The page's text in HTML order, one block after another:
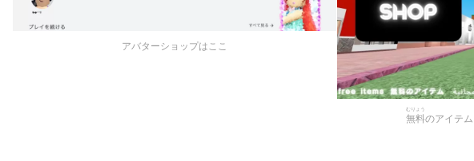
アバターショップはここ
無料
むりょう
のアイテ